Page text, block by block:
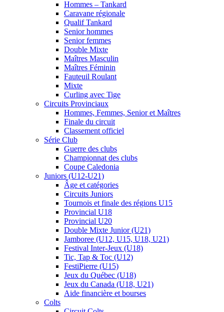
Hommes – Tankard
Caravane régionale
Qualif Tankard
Senior hommes
Senior femmes
Double Mixte
Maîtres Masculin
Maîtres Féminin
Fauteuil Roulant
Mixte
Curling avec Tige
Circuits Provinciaux
Hommes, Femmes, Senior et Maîtres
Finale du circuit
Classement officiel
Série Club
Guerre des clubs
Championnat des clubs
Coupe Caledonia
Juniors (U12-U21)
Âge et catégories
Circuits Juniors
Tournois et finale des régions U15
Provincial U18
Provincial U20
Double Mixte Junior (U21)
Jamboree (U12, U15, U18, U21)
Festival Inter-Jeux (U18)
Tic, Tap & Toc (U12)
FestiPierre (U15)
Jeux du Québec (U18)
Jeux du Canada (U18, U21)
Aide financière et bourses
Colts